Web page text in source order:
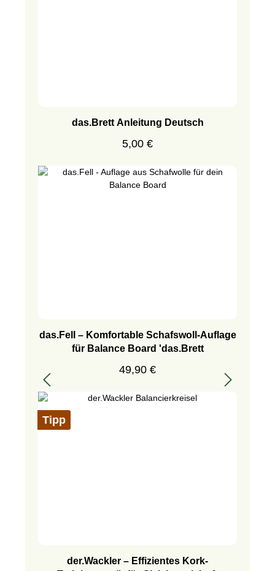
das.Brett Anleitung Deutsch
Regulärer Preis:
5,00 €
das.Fell – Komfortable Schafswoll-Auflage
für Balance Board 'das.Brett
Regulärer Preis:
49,90 €
Tipp
der.Wackler – Effizientes Kork-